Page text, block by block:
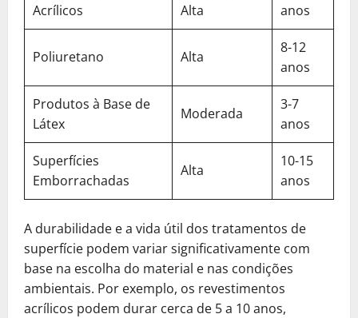
Acrílicos
Alta
anos
Poliuretano Alta
8-12
anos
Produtos à Base de
Látex
Moderada
3-7
anos
Superfícies
Emborrachadas
Alta
10-15
anos
A durabilidade e a vida útil dos tratamentos de
superfície podem variar significativamente com
base na escolha do material e nas condições
ambientais. Por exemplo, os revestimentos
acrílicos podem durar cerca de 5 a 10 anos,